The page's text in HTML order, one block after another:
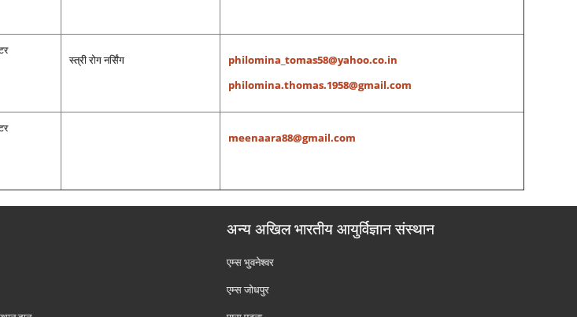
स्‍त्री रोग नर्सिंग
philomina_tomas58@yahoo.co.in
philomina.thomas.1958@gmail.com
meenaara88@gmail.com
अन्य अखिल भारतीय आयुर्विज्ञान संस्थान
एम्‍स भुवनेश्वर
एम्‍स जोधपुर